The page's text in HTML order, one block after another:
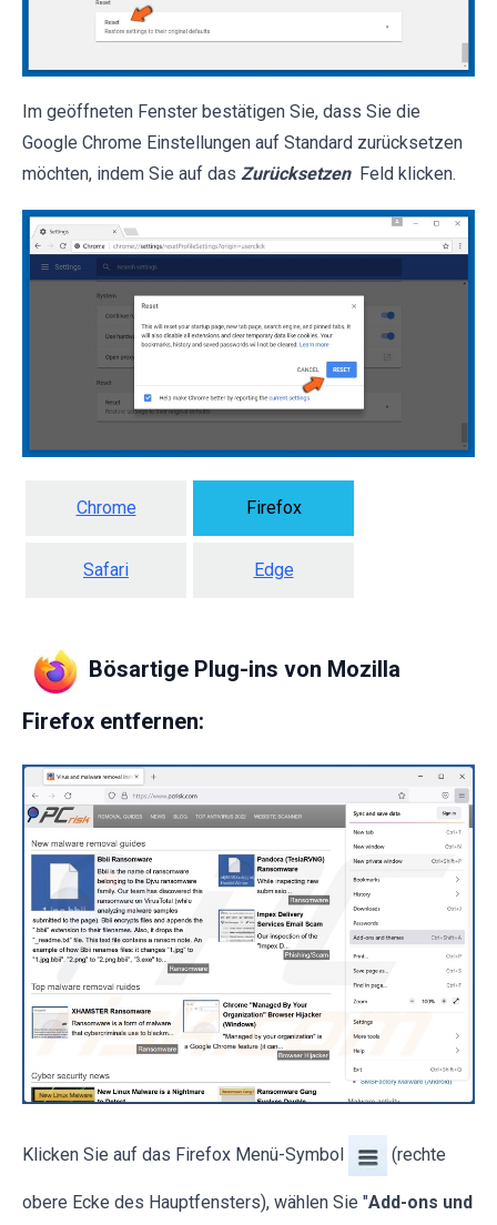
Im geöffneten Fenster bestätigen Sie, dass Sie die
Google Chrome Einstellungen auf Standard zurücksetzen
möchten, indem Sie auf das Zurücksetzen Feld klicken.
Chrome Firefox
Safari Edge
Bösartige Plug-ins von Mozilla
Firefox entfernen:
Klicken Sie auf das Firefox Menü-Symbol (rechte
obere Ecke des Hauptfensters), wählen Sie "Add-ons und